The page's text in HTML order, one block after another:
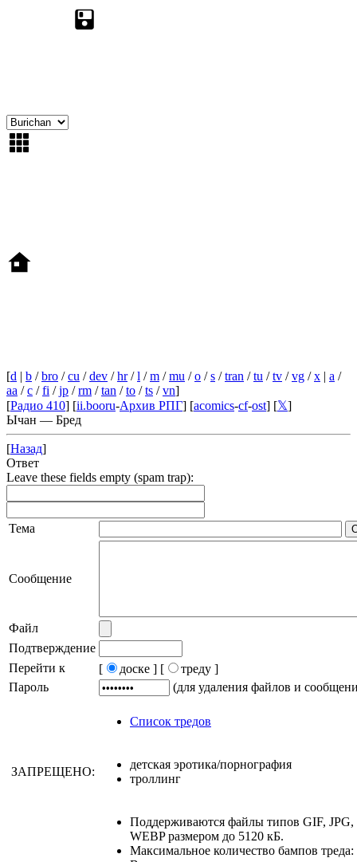
[d | b /bro /cu /dev /hr/l /m /mu /o /s /tran /tu /tv /vg /x | a /
aa /c /fi /jp /rm /tan /to /ts /vn]
[Радио 410] [ii.booru-Архив РПГ] [acomics-cf-ost] [𝕏]
Ычан — Бред
[Назад]
Ответ
Leave these fields empty (spam trap):
Тема
Сообщение
Файл
Подтверждение
Перейти к
[ доске ] [
треду ]
Пароль
(для удаления файлов и
Список тредов
ЗАПРЕЩЕНО:
детская эротика/порнография
троллинг
Поддерживаются файлы типов GIF,
WEBP размером до 5120 кБ.
Максимальное количество бампов треда: